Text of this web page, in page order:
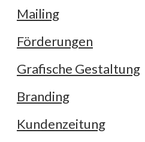
Mailing
Förderungen
Grafische Gestaltung
Branding
Kundenzeitung